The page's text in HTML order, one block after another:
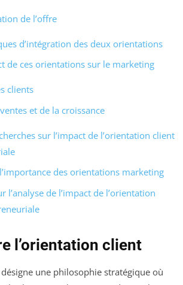
de l’offre
d’intégration des deux orientations
de ces orientations sur le marketing
clients
et de la croissance
sur l’impact de l’orientation client
des orientations marketing
l’analyse de l’impact de l’orientation
l’orientation client
une philosophie stratégique où